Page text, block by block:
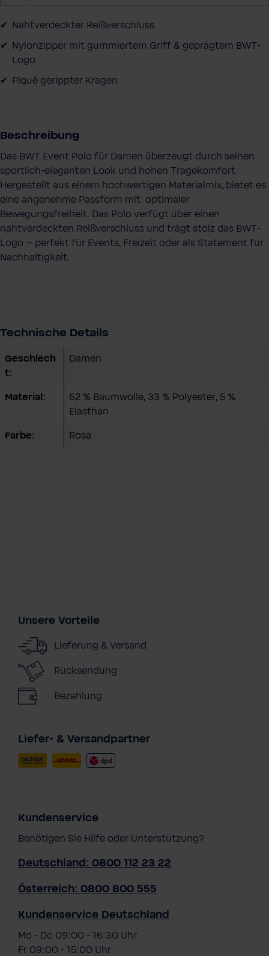
Nahtverdeckter Reißverschluss
Nylonzipper mit gummiertem Griff & geprägtem BWT-
Logo
Piqué gerippter Kragen
Beschreibung
Das BWT Event Polo für Damen überzeugt durch seinen
sportlich-eleganten Look und hohen Tragekomfort.
Hergestellt aus einem hochwertigen Materialmix, bietet es
eine angenehme Passform mit optimaler
Bewegungsfreiheit. Das Polo verfügt über einen
nahtverdeckten Reißverschluss und trägt stolz das BWT-
Logo – perfekt für Events, Freizeit oder als Statement für
Nachhaltigkeit.
Technische Details
Geschlech
t:
Damen
Material:
62 % Baumwolle, 33 % Polyester, 5 %
Elasthan
Farbe: Rosa
Unsere Vorteile
Lieferung & Versand
Rücksendung
Bezahlung
Liefer- & Versandpartner
Kundenservice
Benötigen Sie Hilfe oder Unterstützung?
Deutschland: 0800 112 23 22
Österreich: 0800 800 555
Kundenservice Deutschland
Mo - Do 09:00 - 16:30 Uhr
Fr 09:00 - 15:00 Uhr